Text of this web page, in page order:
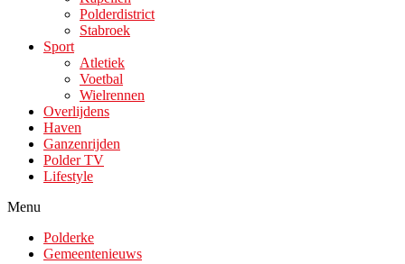
Polderdistrict
Stabroek
Sport
Atletiek
Voetbal
Wielrennen
Overlijdens
Haven
Ganzenrijden
Polder TV
Lifestyle
Menu
Polderke
Gemeentenieuws